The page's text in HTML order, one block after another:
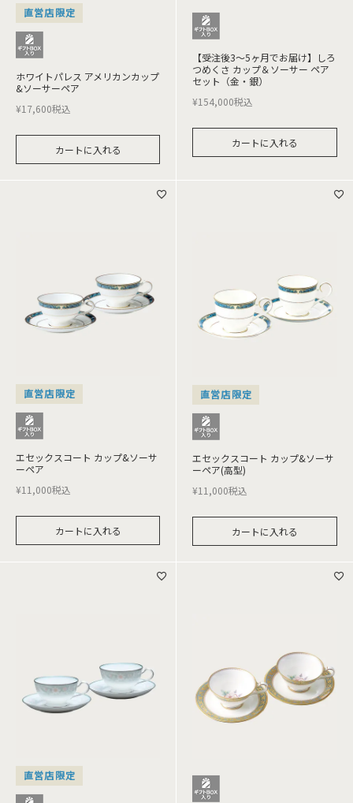
直営店限定
ホワイトパレス アメリカンカップ
&ソーサーペア
¥17,600税込
カートに入れる
【受注後3～5ヶ月でお届け】しろ
つめくさ カップ＆ソーサー ペア
セット（金・銀）
¥154,000税込
カートに入れる
直営店限定
エセックスコート カップ&ソーサ
ーペア
¥11,000税込
カートに入れる
直営店限定
エセックスコート カップ&ソーサ
ーペア(高型)
¥11,000税込
カートに入れる
直営店限定